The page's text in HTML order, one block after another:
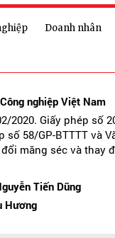
Doanh nhân
nghiệp Việt Nam
2020. Giấy phép số
58/GP-BTTTT và
măng séc và thay
Tiến Dũng
Hương